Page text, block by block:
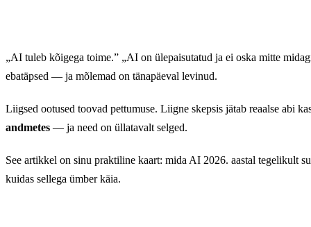
„AI tuleb kõigega toime.” „AI on ülepaisutatud ja ei oska mitte
ebatäpsed — ja mõlemad on tänapäeval levinud.
Liigsed ootused toovad pettumuse. Liigne skepsis jätab reaalse abi
andmetes — ja need on üllatavalt selged.
See artikkel on sinu praktiline kaart: mida AI 2026. aastal tegelikult
kuidas sellega ümber käia.